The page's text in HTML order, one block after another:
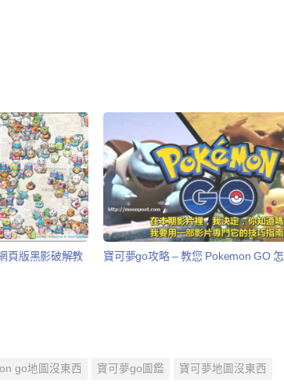
頁版黑影破解教
寶可夢go攻略 – 教您 Pokemon GO
go地圖沒東西 寶可夢go圖鑑 寶可夢地圖沒東西